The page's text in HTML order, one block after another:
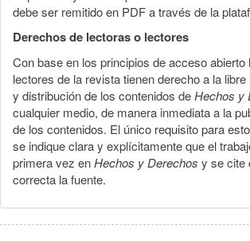
debe ser remitido en PDF a través de la
Derechos de lectoras o lectores
Con base en los principios de acceso abierto
lectores de la revista tienen derecho a la
y distribución de los contenidos deHechos y
cualquier medio, de manera inmediata a la
de los contenidos. El único requisito para
se indique clara y explícitamente que el
primera vez enHechos y Derechos y se cite
correcta la fuente.